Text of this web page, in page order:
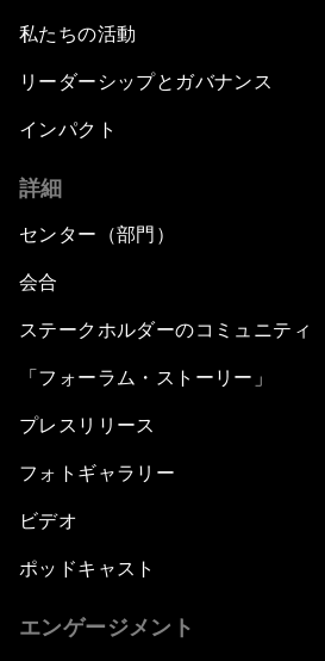
私たちの活動
リーダーシップとガバナンス
インパクト
詳細
センター（部門）
会合
ステークホルダーのコミュニティ
「フォーラム・ストーリー」
プレスリリース
フォトギャラリー
ビデオ
ポッドキャスト
エンゲージメント